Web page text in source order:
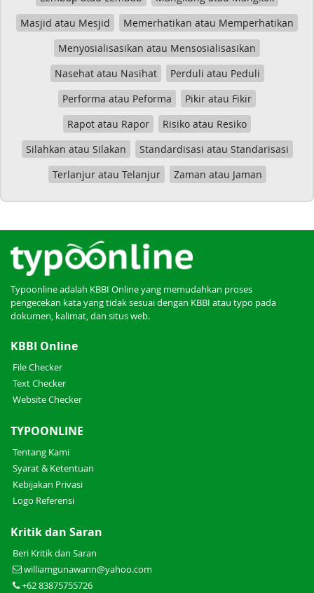
Masjid atau Mesjid
Memerhatikan atau Memperhatikan
Menyosialisasikan atau Mensosialisasikan
Nasehat atau Nasihat
Perduli atau Peduli
Performa atau Peforma
Pikir atau Fikir
Rapot atau Rapor
Risiko atau Resiko
Silahkan atau Silakan
Standardisasi atau Standarisasi
Terlanjur atau Telanjur
Zaman atau Jaman
Typoonline adalah KBBI Online yang memudahkan proses
pengecekan kata yang tidak sesuai dengan KBBI atau typo pada
dokumen, kalimat, dan situs web.
KBBI Online
File Checker
Text Checker
Website Checker
TYPOONLINE
Tentang Kami
Syarat & Ketentuan
Kebijakan Privasi
Logo Referensi
Kritik dan Saran
Beri Kritik dan Saran
williamgunawann@yahoo.com
+62 83875755726